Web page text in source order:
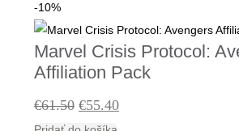
-10%
Marvel Crisis Protocol:
Affiliation Pack
€61.50 Pôvodná
€55.40Aktuálna